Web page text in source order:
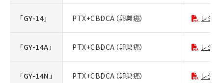
「GY-14」 PTX+CBDCA（卵巣癌） レジ
「GY-14A」 PTX+CBDCA（卵巣癌） レジ
「GY-14N」 PTX+CBDCA（卵巣癌） レジ